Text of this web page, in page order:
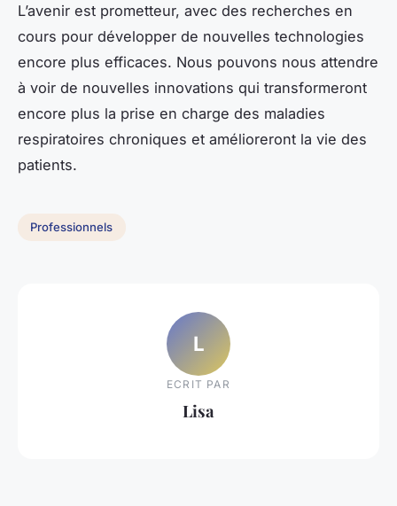
L’avenir est prometteur, avec des recherches en
cours pour développer de nouvelles technologies
encore plus efficaces. Nous pouvons nous attendre
à voir de nouvelles innovations qui transformeront
encore plus la prise en charge des maladies
respiratoires chroniques et amélioreront la vie des
patients.
Professionnels
L
ECRIT PAR
Lisa